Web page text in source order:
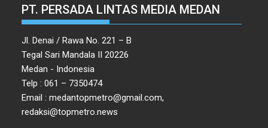
PT. PERSADA LINTAS MEDIA MEDAN
Jl. Denai / Rawa No. 221 – B
Tegal Sari Mandala II 20226
Medan - Indonesia
Telp : 061 – 7350474
Email : medantopmetro@gmail.com,
redaksi@topmetro.news